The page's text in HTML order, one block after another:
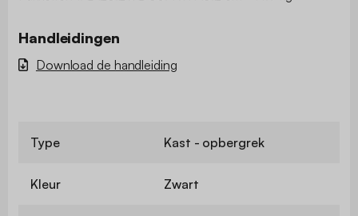
Handleidingen
Download de handleiding
Type Kast - opbergrek
Kleur Zwart